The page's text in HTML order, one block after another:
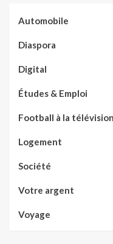
Automobile
Diaspora
Digital
Études & Emploi
Football à la télévision
Logement
Société
Votre argent
Voyage